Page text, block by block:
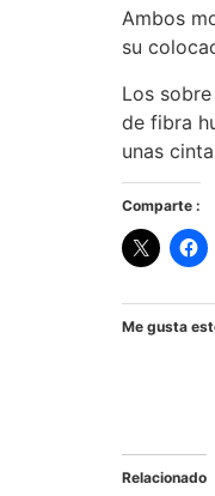
Ambos
su
Los
de fibra
unas
Comparte :
Me gusta
Relacionado